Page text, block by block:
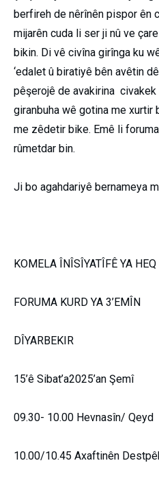
berfireh de nêrînên pispor ên
mijarên cuda li ser ji nû ve
bikin. Di vê civîna girînga ku
‘edalet û biratiyê bên avêtin
pêşerojê de avakirina
giranbuha wê gotina me xurtir
me zêdetir bike. Emê li
rûmetdar bin.
Ji bo agahdariyê bernameya
KOMELA ÎNÎSÎYATÎFÊ YA HEQ
FORUMA KURD YA 3’EMÎN
DÎYARBEKIR
15’ê Sibat’a2025’an Şemî
09.30- 10.00 Hevnasîn/ Qeyd
10.00/10.45 Axaftinên